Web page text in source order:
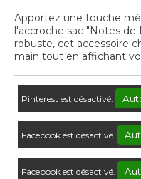
Apportez une touche
l'accroche sac "Notes de
robuste, cet accessoire
main tout en affichant
Pinterest est désactivé.
Facebook est désactivé.
Facebook est désactivé.